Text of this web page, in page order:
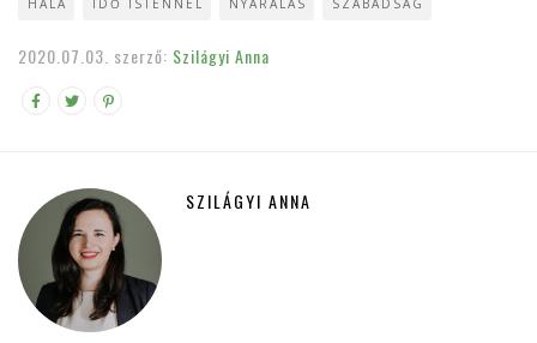
HÁLA IDŐ ISTENNEL NYARALÁS SZABADSÁG
2020.07.03. szerző: Szilágyi Anna
SZILÁGYI ANNA